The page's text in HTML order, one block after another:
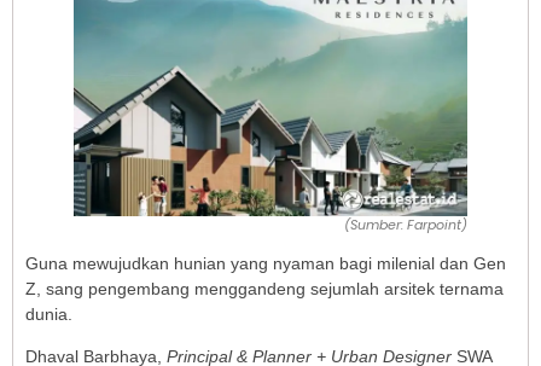
(Sumber: Farpoint)
Guna mewujudkan hunian yang nyaman bagi milenial dan Gen
Z, sang pengembang menggandeng sejumlah arsitek ternama
dunia.
Dhaval Barbhaya, Principal & Planner + Urban Designer SWA